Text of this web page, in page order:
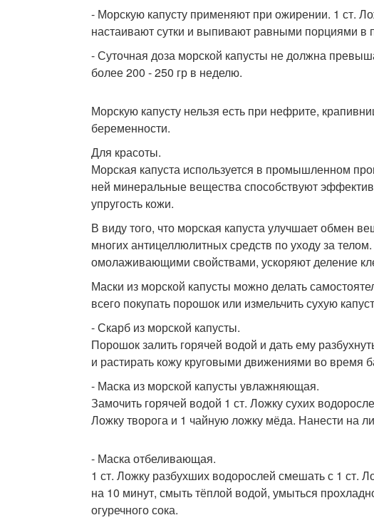
- Морскую капусту применяют при ожирении. 1 ст.
настаивают сутки и выпивают равными порциями в
- Суточная доза морской капусты не должна
более 200 - 250 гр в неделю.
Морскую капусту нельзя есть при нефрите,
беременности.
Для красоты.
Морская капуста используется в промышленном
ней минеральные вещества способствуют
упругость кожи.
В виду того, что морская капуста улучшает обмен
многих антицеллюлитных средств по уходу за
омолаживающими свойствами, ускоряют деление
Маски из морской капусты можно делать
всего покупать порошок или измельчить сухую
- Скарб из морской капусты.
Порошок залить горячей водой и дать ему
и растирать кожу круговыми движениями во время
- Маска из морской капусты увлажняющая.
Замочить горячей водой 1 ст. Ложку сухих
Ложку творога и 1 чайную ложку мёда. Нанести на
- Маска отбеливающая.
1 ст. Ложку разбухших водорослей смешать с 1 ст.
на 10 минут, смыть тёплой водой, умыться
огуречного сока.